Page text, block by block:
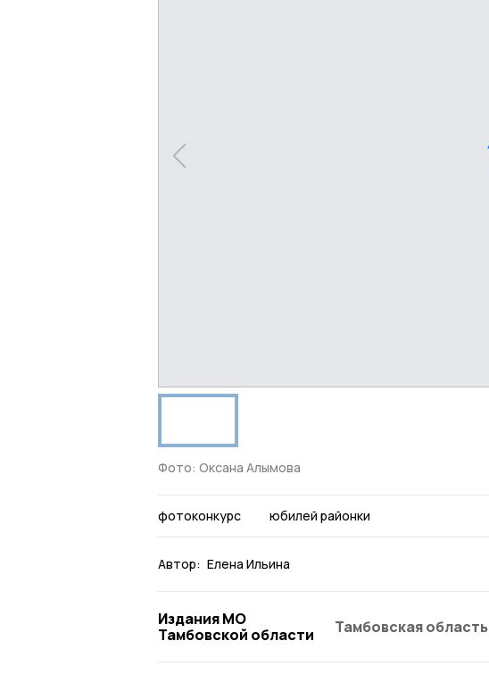
Фото: Оксана Алымова
фотоконкурс юбилей районки
Автор: Елена Ильина
Издания МО
Тамбовской области
Тамбовская область